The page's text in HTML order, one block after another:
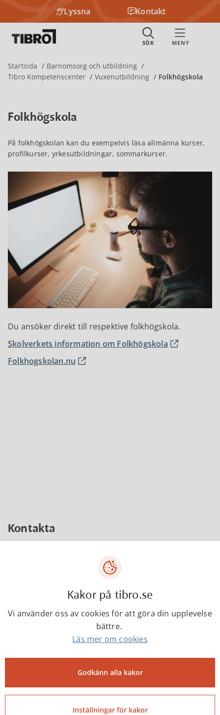
Lyssna Kontakt
Startsida
Barnomsorg och utbildning
Tibro Kompetenscenter
Vuxenutbildning Folkhögskola
Folkhögskola
På folkhögskolan kan du exempelvis läsa allmänna kurser,
profilkurser, yrkesutbildningar, sommarkurser.
Du ansöker direkt till respektive folkhögskola.
Skolverkets information om Folkhögskola
Folkhogskolan.nu
Kontakta
Kompetenscenter
0504-18000
kompetenscenter@tibro.se
Järnvägsgatan 17 543 50 Tibro
Kakor på tibro.se
Vi använder oss av cookies för att göra din upplevelse
bättre.
Läs mer om cookies
Godkänn alla kakor
Inställningar för kakor